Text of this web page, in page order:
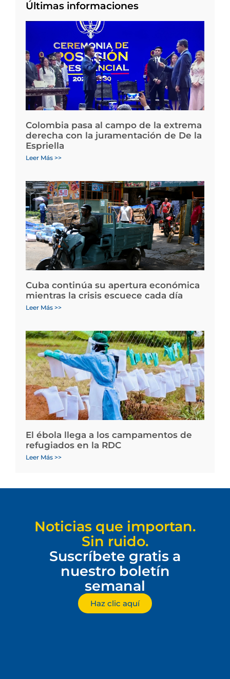
Últimas informaciones
Colombia pasa al campo de la extrema
derecha con la juramentación de De la
Espriella
Leer Más >>
Cuba continúa su apertura económica
mientras la crisis escuece cada día
Leer Más >>
El ébola llega a los campamentos de
refugiados en la RDC
Leer Más >>
Noticias que importan.
Sin ruido.
Suscríbete gratis a
nuestro boletín
semanal
Haz clic aquí